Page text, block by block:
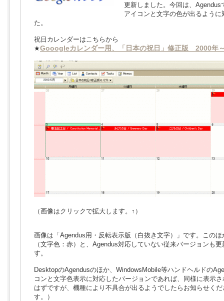
更新しました。今回は、Agendus
アイコンと文字の色が出るように
た。
祝日カレンダーはこちらから
★Gooogleカレンダー用、「日本の祝日」修正版 2000年
（画像はクリックで拡大します。↑）
画像は「Agendus用・反転表示版（白抜き文字）」です。このほ
（文字色：赤）と、Agendus対応していない従来バージョンも
す。
DesktopのAgendusのほか、WindowsMobile等ハンドヘルドの
コンと文字色表示に対応したバージョンであれば、同様に表示
はずですが、機種により不具合が出るようでしたらお知らせく
す。）